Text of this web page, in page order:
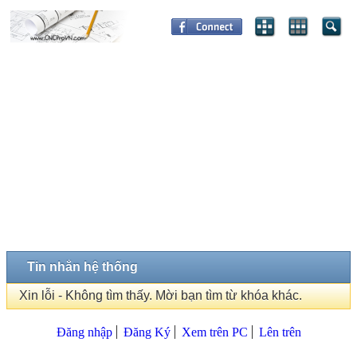
Tin nhắn hệ thống
Xin lỗi - Không tìm thấy. Mời bạn tìm từ khóa khác.
Đăng nhập Đăng Ký Xem trên PC Lên trên